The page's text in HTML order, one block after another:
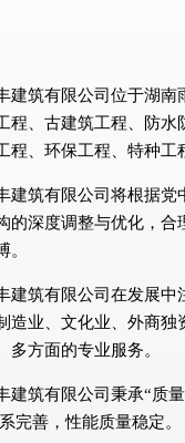
建筑有限公司位于湖南
程、古建筑工程、防水
程、环保工程、特种
建筑有限公司将根据
的深度调整与优化，
。
建筑有限公司在发展
造业、文化业、外商
多方面的专业服务。
建筑有限公司秉承“质
完善，性能质量稳定。